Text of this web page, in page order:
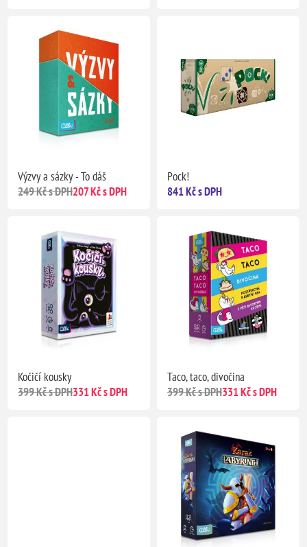
Výzvy a sázky - To dáš
249 Kč s DPH207 Kč s DPH
Pock!
841 Kč s DPH
Kočičí kousky
399 Kč s DPH331 Kč s DPH
Taco, taco, divočina
399 Kč s DPH331 Kč s DPH